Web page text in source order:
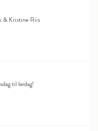
& Kristine Riis
til lørdag!